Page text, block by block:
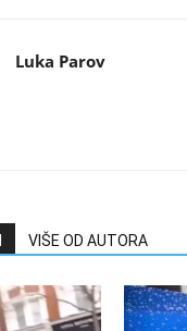
Luka Parov
VIŠE OD AUTORA